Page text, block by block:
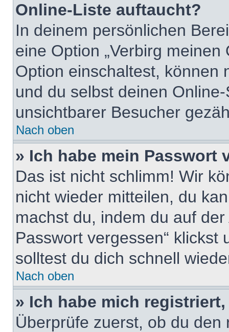
Online-Liste auftaucht?
In deinem persönlichen
eine Option „Verbirg
Option einschaltest, können
und du selbst deinen
unsichtbarer Besucher
Nach oben
» Ich habe mein Passwort
Das ist nicht schlimm! Wir
nicht wieder mitteilen, du
machst du, indem du auf
Passwort vergessen“ klickst
solltest du dich schnell
Nach oben
» Ich habe mich
Überprüfe zuerst, ob du